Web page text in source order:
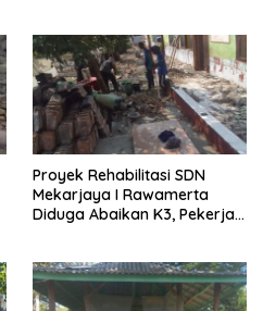
Proyek Rehabilitasi SDN
Mekarjaya I Rawamerta
Diduga Abaikan K3, Pekerja